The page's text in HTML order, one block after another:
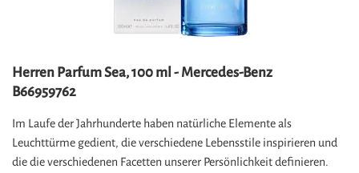
Herren Parfum Sea, 100 ml - Mercedes-Benz
B66959762
Im Laufe der Jahrhunderte haben natürliche Elemente als
Leuchttürme gedient, die verschiedene Lebensstile inspirieren und
die die verschiedenen Facetten unserer Persönlichkeit definieren.